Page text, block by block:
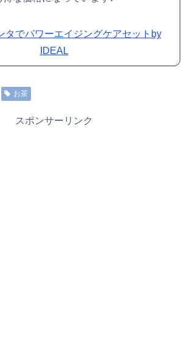
タでパワーエイジングケアセットby
IDEAL
お茶
スポンサーリンク